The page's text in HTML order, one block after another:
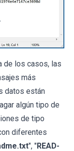
de los casos, las
más
datos están
algún tipo de
de tipo
diferentes
", "READ-